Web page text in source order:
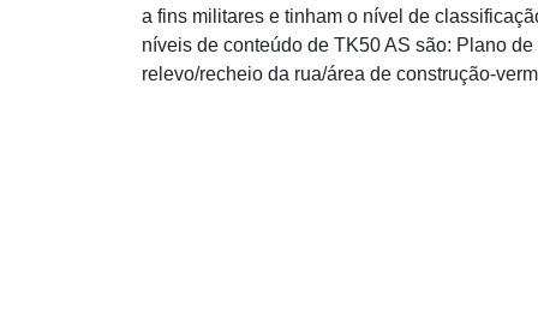
a fins militares e tinham o nível de
níveis de conteúdo de TK50 AS são: Plano
relevo/recheio da rua/área de construção-